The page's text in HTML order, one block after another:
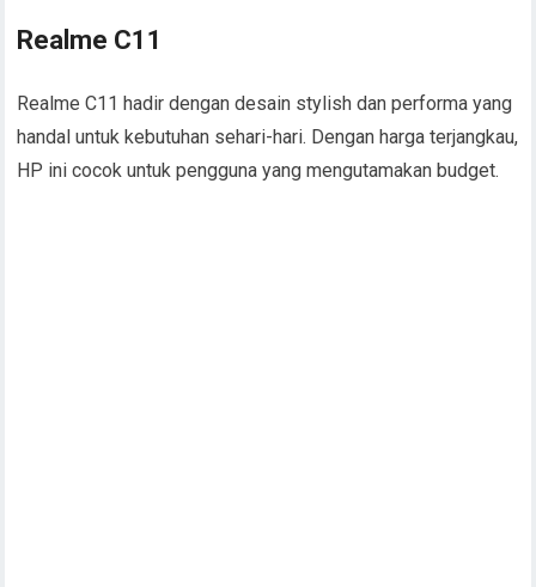
Realme C11
Realme C11 hadir dengan desain stylish dan performa yang
handal untuk kebutuhan sehari-hari. Dengan harga terjangkau,
HP ini cocok untuk pengguna yang mengutamakan budget.